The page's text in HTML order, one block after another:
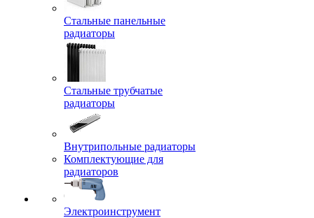
Стальные панельные
радиаторы
Стальные трубчатые
радиаторы
Внутрипольные радиаторы
Комплектующие для
радиаторов
Электроинструмент